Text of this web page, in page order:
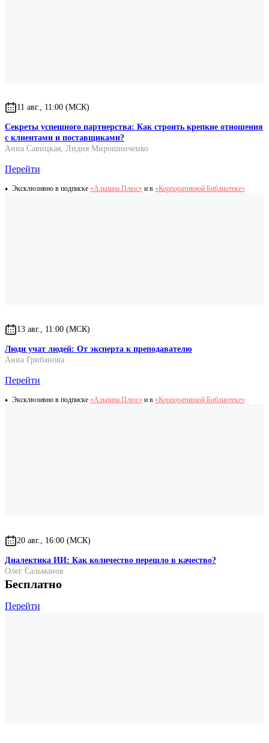
11 авг., 11:00 (МСК)
Секреты успешного партнерства: Как строить крепкие отношения
с клиентами и поставщиками?
Анна Савицкая, Лидия Мирошниченко
Перейти
Эксклюзивно в подписке «Альпина.Плюс» и в «Корпоративной Библиотеке»
13 авг., 11:00 (МСК)
Люди учат людей: От эксперта к преподавателю
Анна Грибанова
Перейти
Эксклюзивно в подписке «Альпина.Плюс» и в «Корпоративной Библиотеке»
20 авг., 16:00 (МСК)
Диалектика ИИ: Как количество перешло в качество?
Олег Сальманов
Бесплатно
Перейти